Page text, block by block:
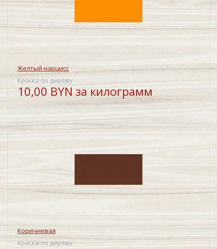
Желтый нарцисс
Краска по дереву
10,00 BYN за килограмм
Коричневая
Краска по дереву